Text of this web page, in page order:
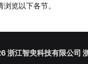
览以下各节。
浙江智臾科技有限公司